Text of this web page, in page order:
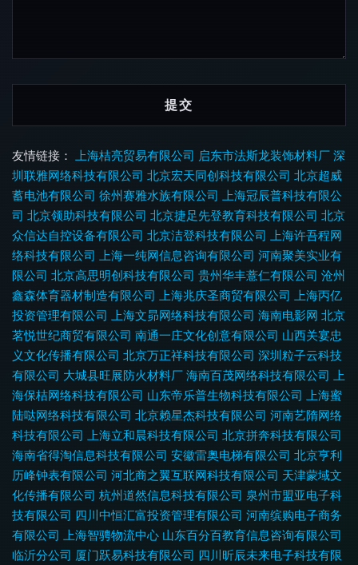
友情链接： 上海桔亮贸易有限公司 启东市法斯龙装饰材料厂 深
圳联雅网络科技有限公司 北京宏天同创科技有限公司 北京超威
蓄电池有限公司 徐州赛雅水族有限公司 上海冠辰普科技有限公
司 北京领助科技有限公司 北京捷足先登教育科技有限公司 北京
众信达自控设备有限公司 北京洁登科技有限公司 上海许吾程网
络科技有限公司 上海一纯网信息咨询有限公司 河南聚美实业有
限公司 北京高思明创科技有限公司 贵州华丰薏仁有限公司 沧州
鑫森体育器材制造有限公司 上海兆庆圣商贸有限公司 上海丙亿
投资管理有限公司 上海文昴网络科技有限公司 海南电影网 北京
茗悦世纪商贸有限公司 南通一庄文化创意有限公司 山西关宴忠
义文化传播有限公司 北京万正祥科技有限公司 深圳粒子云科技
有限公司 大城县旺展防火材料厂 海南百茂网络科技有限公司 上
海保桔网络科技有限公司 山东帝乐普生物科技有限公司 上海蜜
陆哒网络科技有限公司 北京赖星杰科技有限公司 河南艺隋网络
科技有限公司 上海立和晨科技有限公司 北京拼奔科技有限公司
海南省得淘信息科技有限公司 安徽雷奥电梯有限公司 北京亨利
历峰钟表有限公司 河北商之翼互联网科技有限公司 天津蒙域文
化传播有限公司 杭州道然信息科技有限公司 泉州市盟亚电子科
技有限公司 四川中恒汇富投资管理有限公司 河南缤购电子商务
有限公司 上海智骋物流中心 山东百分百教育信息咨询有限公司
临沂分公司 厦门跃易科技有限公司 四川昕辰未来电子科技有限